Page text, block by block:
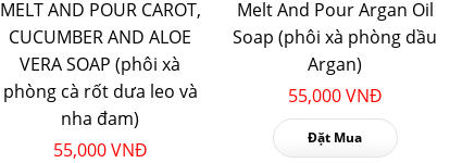
MELT AND POUR CAROT,
CUCUMBER AND ALOE
VERA SOAP (phôi xà
phòng cà rốt dưa leo và
nha đam)
55,000 VNĐ
Melt And Pour Argan Oil
Soap (phôi xà phòng dầu
Argan)
55,000 VNĐ
Đặt Mua